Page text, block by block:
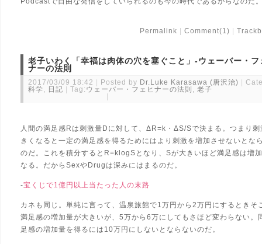
Permalink Comment(1)
老子いわく「幸福は肉体の穴を塞ぐこと」-ウェーバー・フ
ナーの法則
2017/03/09 18:42 Posted by Dr.Luke Karasawa (唐沢治)
科学, 日記 Tag: ウェーバー・フェヒナーの法則 , 老子
人間の満足感Rは刺激量Dに対して、ΔR=k・ΔS/Sで決まる。つまり刺
きくなると一定の満足感を得るためにはより刺激を増加させないとな
のだ。これを積分するとR=klogSとなり、Sが大きいほど満足感は増
なる。だからSexやDrugは深みにはまるのだ。
-宝くじで1億円以上当たった人の末路
カネも同じ。単純に言って、温泉旅館で1万円から2万円にするときそ
満足感の増加量が大きいが、5万から6万にしてもさほど変わらない。
足感の増加量を得るには10万円にしないとならないのだ。